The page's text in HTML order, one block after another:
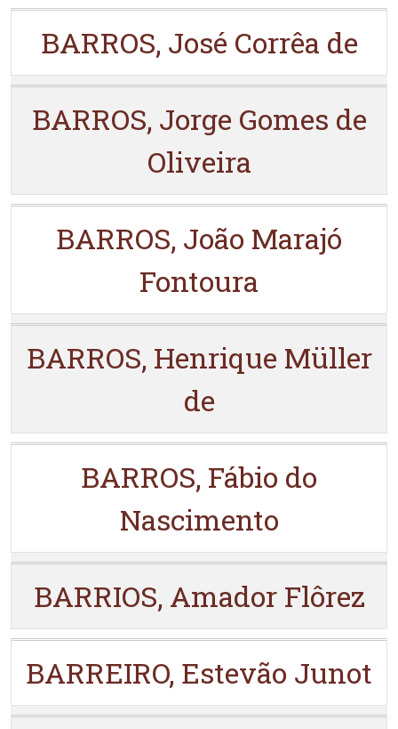
BARROS, José Corrêa de
BARROS, Jorge Gomes de
Oliveira
BARROS, João Marajó
Fontoura
BARROS, Henrique Müller
de
BARROS, Fábio do
Nascimento
BARRIOS, Amador Flôrez
BARREIRO, Estevão Junot